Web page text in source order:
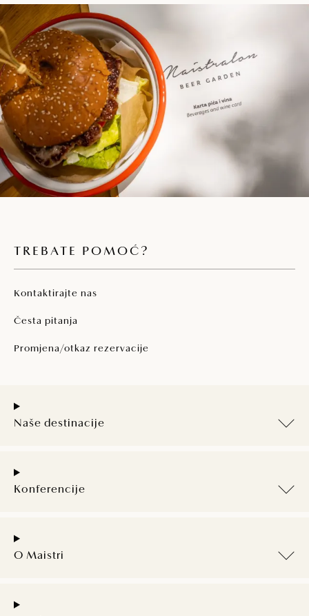
TREBATE POMOĆ?
Kontaktirajte nas
Česta pitanja
Promjena/otkaz rezervacije
Naše destinacije
Konferencije
O Maistri